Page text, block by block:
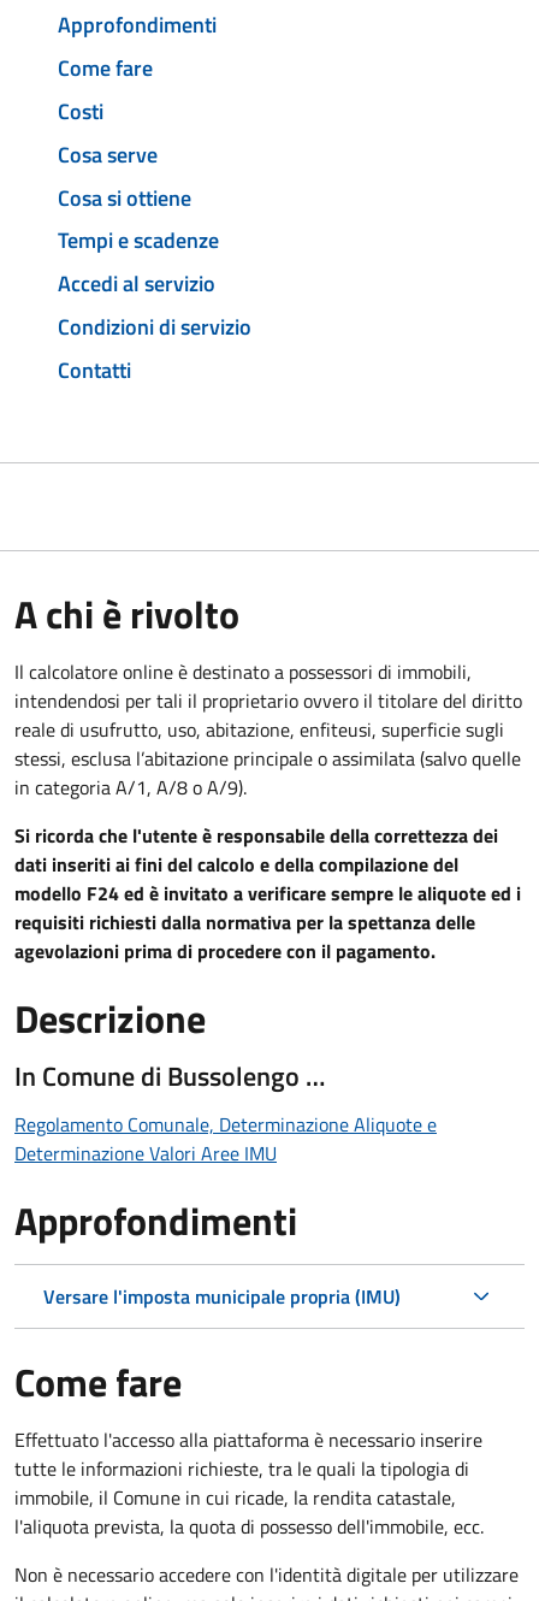
Approfondimenti
Come fare
Costi
Cosa serve
Cosa si ottiene
Tempi e scadenze
Accedi al servizio
Condizioni di servizio
Contatti
A chi è rivolto
Il calcolatore online è destinato a possessori di immobili,
intendendosi per tali il proprietario ovvero il titolare del diritto
reale di usufrutto, uso, abitazione, enfiteusi, superficie sugli
stessi, esclusa l’abitazione principale o assimilata (salvo quelle
in categoria A/1, A/8 o A/9).
Si ricorda che l'utente è responsabile della correttezza dei
dati inseriti ai fini del calcolo e della compilazione del
modello F24 ed è invitato a verificare sempre le aliquote ed i
requisiti richiesti dalla normativa per la spettanza delle
agevolazioni prima di procedere con il pagamento.
Descrizione
In Comune di Bussolengo …
Regolamento Comunale, Determinazione Aliquote e
Determinazione Valori Aree IMU
Approfondimenti
Versare l'imposta municipale propria (IMU)
Come fare
Effettuato l'accesso alla piattaforma è necessario inserire
tutte le informazioni richieste, tra le quali la tipologia di
immobile, il Comune in cui ricade, la rendita catastale,
l'aliquota prevista, la quota di possesso dell'immobile, ecc.
Non è necessario accedere con l'identità digitale per utilizzare